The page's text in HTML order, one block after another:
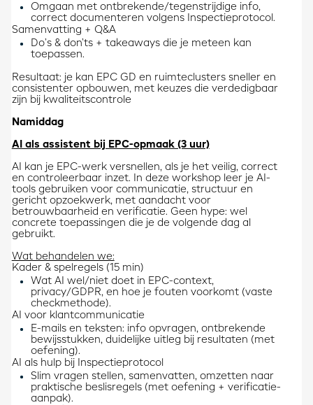
Omgaan met ontbrekende/tegenstrijdige info,
correct documenteren volgens Inspectieprotocol.
Samenvatting + Q&A
Do’s & don’ts + takeaways die je meteen kan
toepassen.
Resultaat: je kan EPC GD en ruimteclusters sneller en
consistenter opbouwen, met keuzes die verdedigbaar
zijn bij kwaliteitscontrole
Namiddag
AI als assistent bij EPC-opmaak (3 uur)
AI kan je EPC-werk versnellen, als je het veilig, correct
en controleerbaar inzet. In deze workshop leer je AI-
tools gebruiken voor communicatie, structuur en
gericht opzoekwerk, met aandacht voor
betrouwbaarheid en verificatie. Geen hype: wel
concrete toepassingen die je de volgende dag al
gebruikt.
Wat behandelen we:
Kader & spelregels (15 min)
Wat AI wel/niet doet in EPC-context,
privacy/GDPR, en hoe je fouten voorkomt (vaste
checkmethode).
AI voor klantcommunicatie
E-mails en teksten: info opvragen, ontbrekende
bewijsstukken, duidelijke uitleg bij resultaten (met
oefening).
AI als hulp bij Inspectieprotocol
Slim vragen stellen, samenvatten, omzetten naar
praktische beslisregels (met oefening + verificatie-
aanpak).